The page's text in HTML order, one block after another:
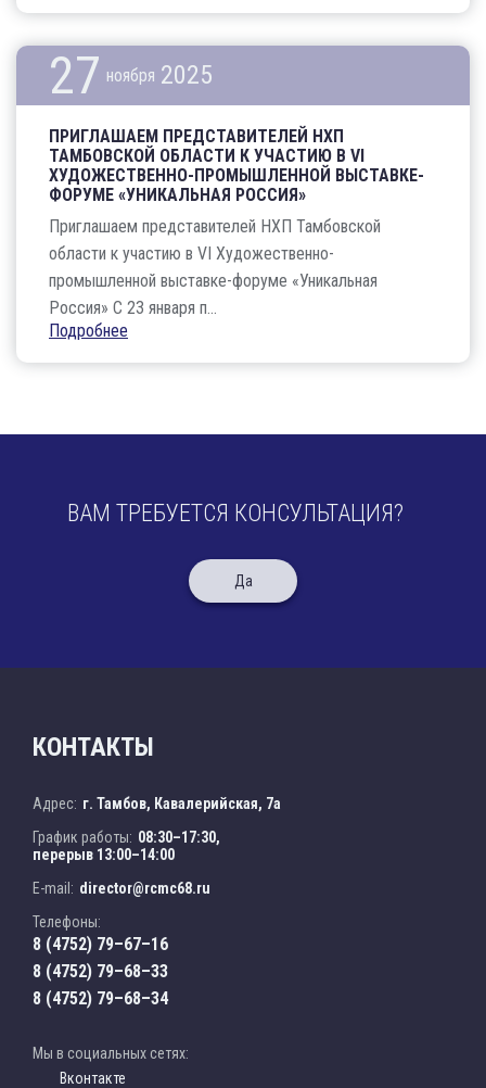
27 ноября 2025
ПРИГЛАШАЕМ ПРЕДСТАВИТЕЛЕЙ НХП
ТАМБОВСКОЙ ОБЛАСТИ К УЧАСТИЮ В VI
ХУДОЖЕСТВЕННО-ПРОМЫШЛЕННОЙ ВЫСТАВКЕ-
ФОРУМЕ «УНИКАЛЬНАЯ РОССИЯ»
Приглашаем представителей НХП Тамбовской
области к участию в VI Художественно-
промышленной выставке-форуме «Уникальная
Россия» С 23 января п...
Подробнее
ВАМ ТРЕБУЕТСЯ КОНСУЛЬТАЦИЯ?
Да
КОНТАКТЫ
Адрес: г. Тамбов, Кавалерийская, 7а
График работы: 08:30–17:30,
перерыв 13:00–14:00
E-mail: director@rcmc68.ru
Телефоны:
8 (4752) 79–67–16
8 (4752) 79–68–33
8 (4752) 79–68–34
Мы в социальных сетях:
Вконтакте